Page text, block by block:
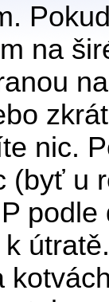
na
nic.
(byť u